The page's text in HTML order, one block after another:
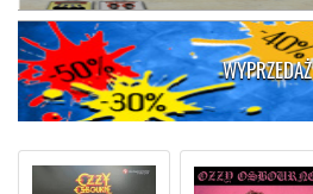
WYPRZEDAŻ